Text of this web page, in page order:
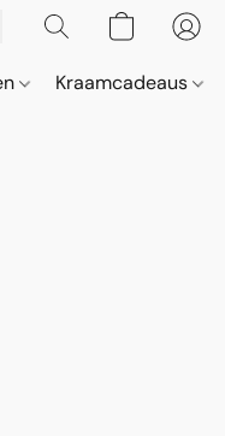
Kraamcadeaus